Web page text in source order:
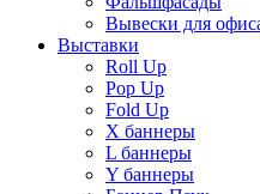
Вывески для
Выставки
Roll Up
Pop Up
Fold Up
Х баннеры
L баннеры
Y баннеры